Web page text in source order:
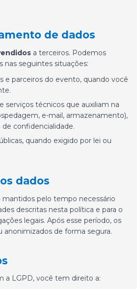
de dados
a terceiros. Podemos
nas seguintes situações:
e parceiros do evento, quando você
serviços técnicos que auxiliam na
e-mail, armazenamento),
confidencialidade.
quando exigido por lei ou
dados
mantidos pelo tempo necessário
descritas nesta política e para o
legais. Após esse período, os
anonimizados de forma segura.
a LGPD, você tem direito a: